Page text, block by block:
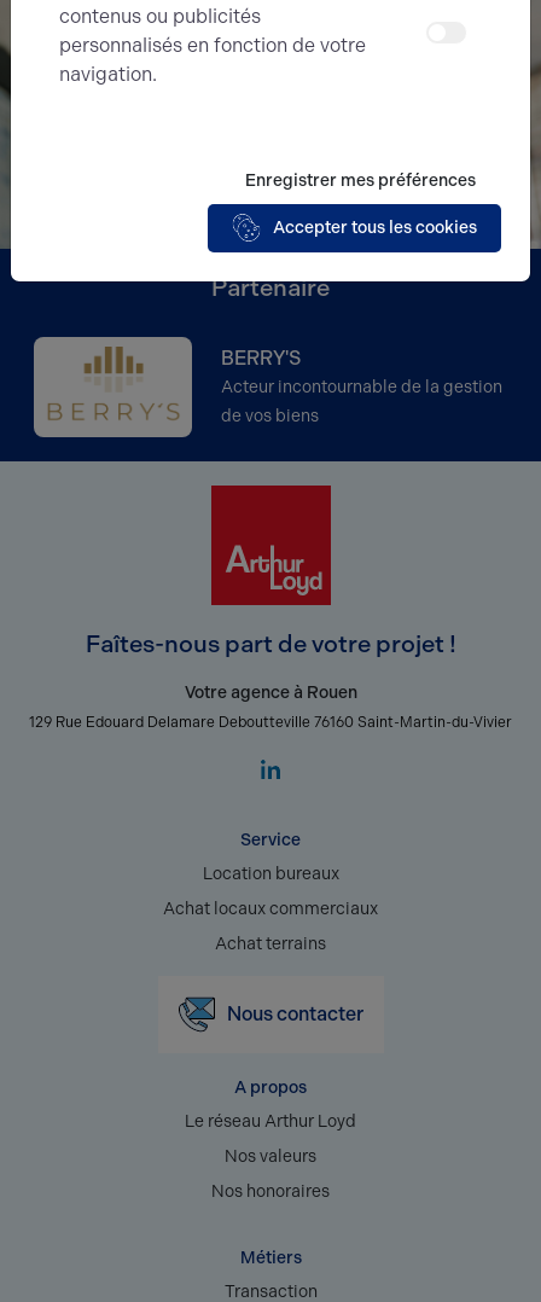
Partenaire
BERRY'S
Acteur incontournable de la gestion
de vos biens
Faîtes-nous part de votre projet !
Votre agence à Rouen
129 Rue Edouard Delamare Deboutteville 76160 Saint-Martin-du-Vivier
Service
Location bureaux
Achat locaux commerciaux
Achat terrains
Nous contacter
A propos
Le réseau Arthur Loyd
Nos valeurs
Nos honoraires
Métiers
Transaction
contenus ou publicités
personnalisés en fonction de votre
navigation.
Enregistrer mes préférences
Accepter tous les cookies